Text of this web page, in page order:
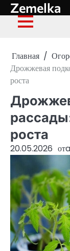
Перейти
к
содержимому
Zemelka
Главная
Дрожжевая
роста
роста
20.05.2026 от